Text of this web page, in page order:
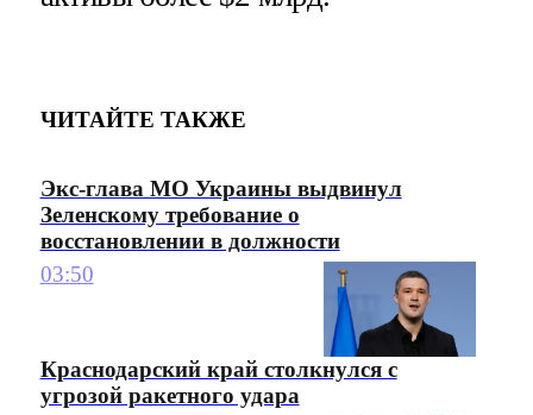
ЧИТАЙТЕ ТАКЖЕ
Экс-глава МО Украины выдвинул
Зеленскому требование о
восстановлении в должности
03:50
Краснодарский край столкнулся с
угрозой ракетного удара